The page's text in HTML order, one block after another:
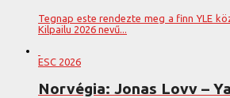
Tegnap este rendezte meg a finn YLE
Kilpailu 2026 nevű...
ESC 2026
Norvégia: Jonas Lovv –